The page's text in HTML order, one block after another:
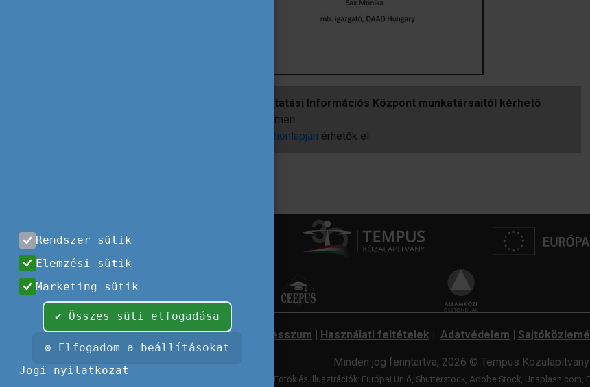
Német Felsőoktatási Információs Központ munkatársaitól kérhető
e-mail címen.
honlapján érhetők el.
Impresszum | Használati feltételek | Adatvédelem |
Minden jog fenntartva, 2026 © Tempus Közalapítvány
Fotók és illusztrációk: Európai Unió, Shutterstock, Adobe Stock, Unsplash.com,
Rendszer sütik
Elemzési sütik
Marketing sütik
✔ Összes süti elfogadása
⚙ Elfogadom a beállításokat
Jogi nyilatkozat